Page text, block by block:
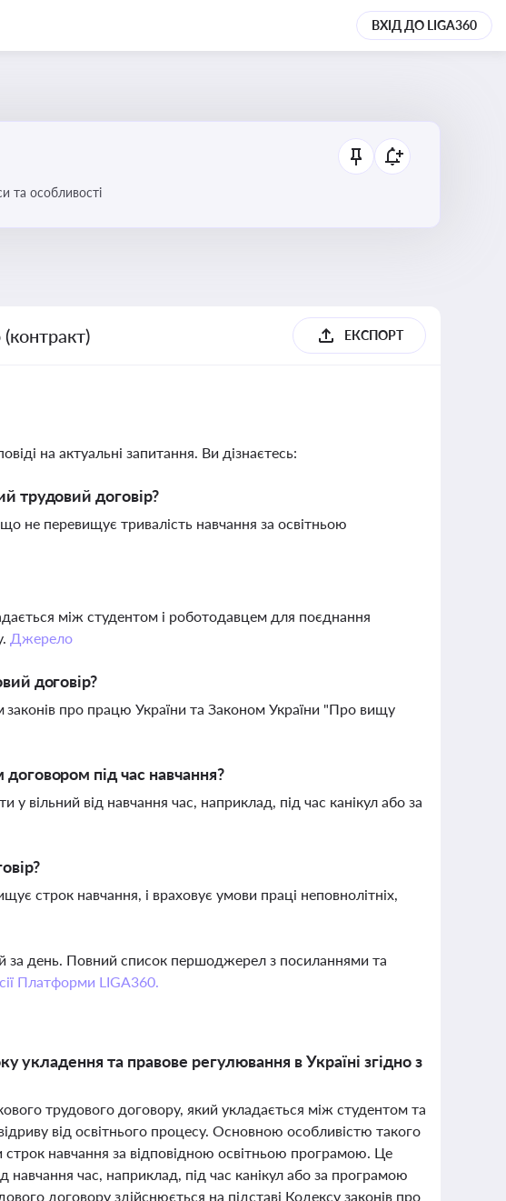
ВХІД ДО LIGA360
та особливості
ЕКСПОРТ
на актуальні запитання. Ви дізнаєтесь:
трудовий договір?
не перевищує тривалість навчання за освітньою
між студентом і роботодавцем для поєднання
Джерело
договір?
про працю України та Законом України "Про вищу
під час навчання?
вільний від навчання час, наприклад, під час канікул або за
строк навчання, і враховує умови праці неповнолітніх,
за день. Повний список першоджерел з посиланнями та
Платформи LIGA360.
укладення та правове регулювання в Україні згідно з
трудового договору, який укладається між студентом та
від освітнього процесу. Основною особливістю такого
навчання за відповідною освітньою програмою. Це
час, наприклад, під час канікул або за програмою
договору здійснюється на підставі Кодексу законів про